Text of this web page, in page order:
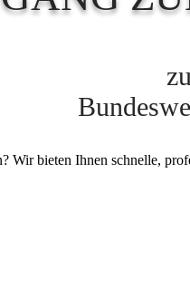
Wir bieten Ihnen schnelle,